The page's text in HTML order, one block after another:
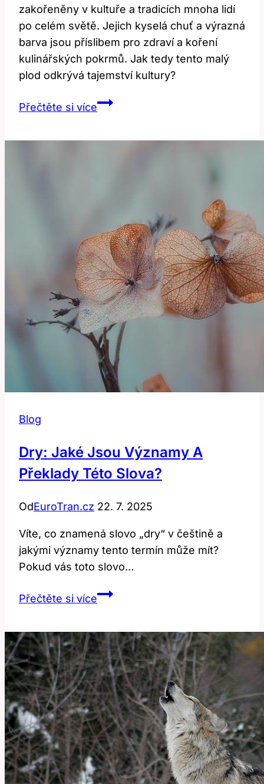
zakořeněny v kultuře a tradicích mnoha lidí
po celém světě. Jejich kyselá chuť a výrazná
barva jsou příslibem pro zdraví a koření
kulinářských pokrmů. Jak tedy tento malý
plod odkrývá tajemství kultury?
Přečtěte si víceCranberries:
Blog
Dry: Jaké Jsou Významy A
Překlady Této Slova?
OdEuroTran.cz 22. 7. 2025
Víte, co znamená slovo „dry“ v češtině a
jakými významy tento termín může mít?
Pokud vás toto slovo…
Přečtěte si víceDry:
významy
a
překlady
této
slova?